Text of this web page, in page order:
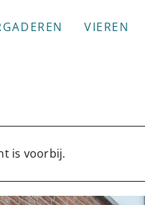
VIEREN
is voorbij.